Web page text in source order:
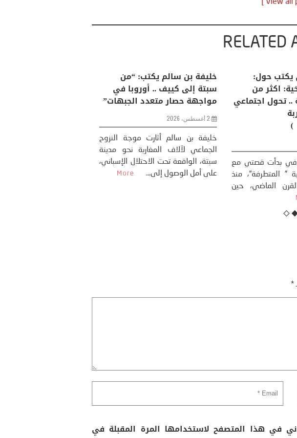
RELATED
منذر بالضيافي يكتب حول:
التغيرات المناخية: اكثر من
ظاهرة طبيعية .. تحول اجتماعي
وحضاري ( مقاربة
سوسيولوجية )
23 يوليو، 2026
كتب: منذر بالضيافي بدأت قصتي مع
التغييرات المناخية ” المتطرفة”، منذ
.. كيف
والعالم؟
** المنعطف
القوة عالميًا، **
تاريخ...
More
*
في هذا المتصفح لاستخدامها المرة المقبلة في